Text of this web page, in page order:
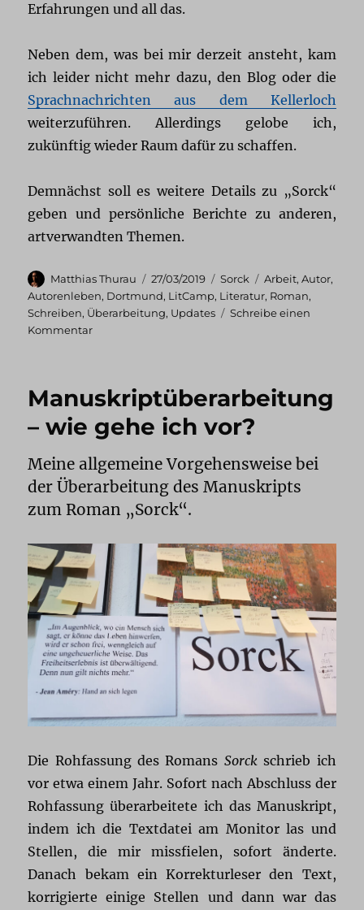
Erfahrungen und all das.
Neben dem, was bei mir derzeit ansteht, kam
ich leider nicht mehr dazu, den Blog oder die
Sprachnachrichten aus dem Kellerloch
weiterzuführen. Allerdings gelobe ich,
zukünftig wieder Raum dafür zu schaffen.
Demnächst soll es weitere Details zu „Sorck“
geben und persönliche Berichte zu anderen,
artverwandten Themen.
Autor
Matthias Thurau
Veröffentlicht
am
27/03/2019 Kategorien
Sorck Schlagwörter
Arbeit,Autor,
Autorenleben, Dortmund, LitCamp, Literatur, Roman,
Schreiben, Überarbeitung, Updates
Schreibe einen
Kommentarzu
denn?
Manuskriptüberarbeitung
– wie gehe ich vor?
Meine allgemeine Vorgehensweise bei
der Überarbeitung des Manuskripts
zum Roman „Sorck“.
Die Rohfassung des Romans Sorck schrieb ich
vor etwa einem Jahr. Sofort nach Abschluss der
Rohfassung überarbeitete ich das Manuskript,
indem ich die Textdatei am Monitor las und
Stellen, die mir missfielen, sofort änderte.
Danach bekam ein Korrekturleser den Text,
korrigierte einige Stellen und dann war das